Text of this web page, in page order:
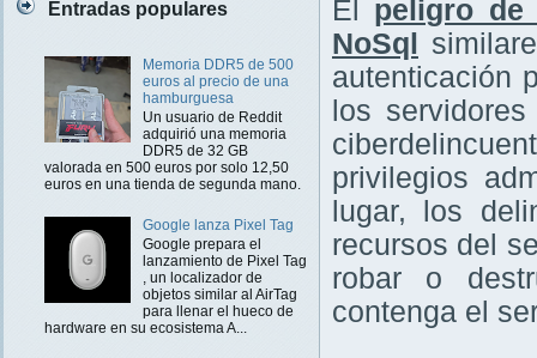
Entradas populares
Memoria DDR5 de 500
euros al precio de una
hamburguesa
Un usuario de Reddit
adquirió una memoria
DDR5 de 32 GB
valorada en 500 euros por solo 12,50
euros en una tienda de segunda mano.
Google lanza Pixel Tag
Google prepara el
lanzamiento de Pixel Tag
, un localizador de
objetos similar al AirTag
para llenar el hueco de
hardware en su ecosistema A...
El peligro de
NoSql
autenticación
los
privilegios
lugar, los
recursos del
robar o
contenga el